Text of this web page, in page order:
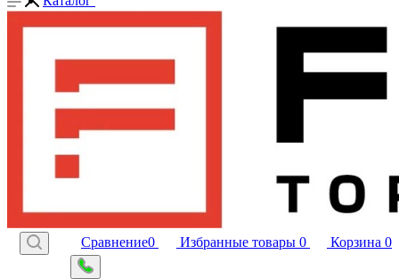
Сравнение0 Избранные товары 0 Корзина 0